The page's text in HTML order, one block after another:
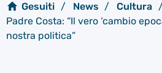
Gesuiti News
Cultura
Padre Costa: “Il vero ‘cambio
nostra politica”